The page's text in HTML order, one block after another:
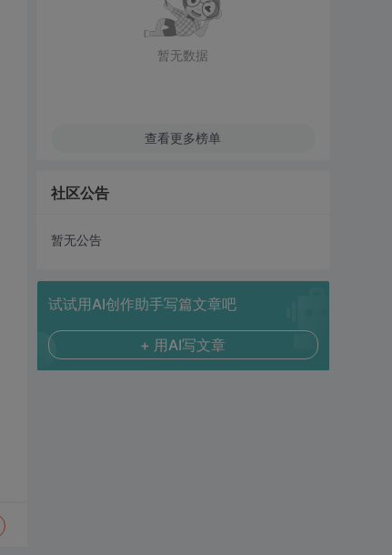
暂无数据
查看更多榜单
社区公告
暂无公告
试试用AI创作助手写篇文章吧
+ 用AI写文章